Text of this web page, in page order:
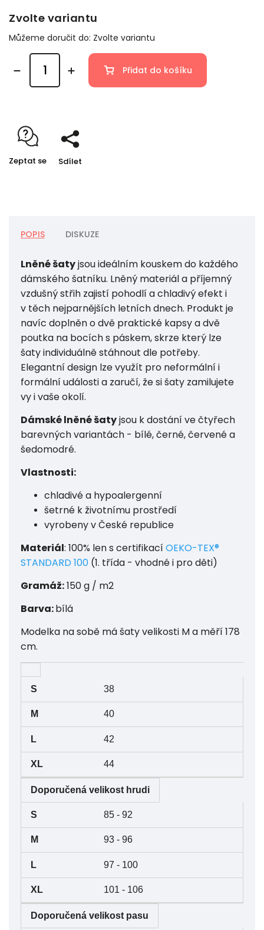
Zvolte variantu
Můžeme doručit do: Zvolte variantu
Přidat do košíku
Zeptat se Sdílet
POPIS DISKUZE
Lněné šatyjsou ideálním kouskem do každého
dámského šatníku. Lněný materiál a příjemný
vzdušný střih zajistí pohodlí a chladivý efekt i
v těch nejparnějších letních dnech. Produkt je
navíc doplněn o dvě praktické kapsy a dvě
poutka na bocích s páskem, skrze který lze
šaty individuálně stáhnout dle potřeby.
Elegantní design lze využít pro neformální i
formální události a zaručí, že si šaty zamilujete
vy i vaše okolí.
Dámské lněné šatyjsou k dostání ve čtyřech
barevných variantách - bílé, černé, červené a
šedomodré.
Vlastnosti:
chladivé a hypoalergenní
šetrné k životnímu prostředí
vyrobeny v České republice
Materiál: 100% lens certifikacíOEKO-TEX®
STANDARD 100 (1. třída - vhodné i pro děti)
Gramáž:150 g / m2
Barva:bílá
Modelka na sobě má šaty velikosti M a měří 178
cm.
Velikost
38
40
42
44
Doporučená velikost hrudi
85 - 92
93 - 96
97 - 100
101 - 106
Doporučená velikost pasu